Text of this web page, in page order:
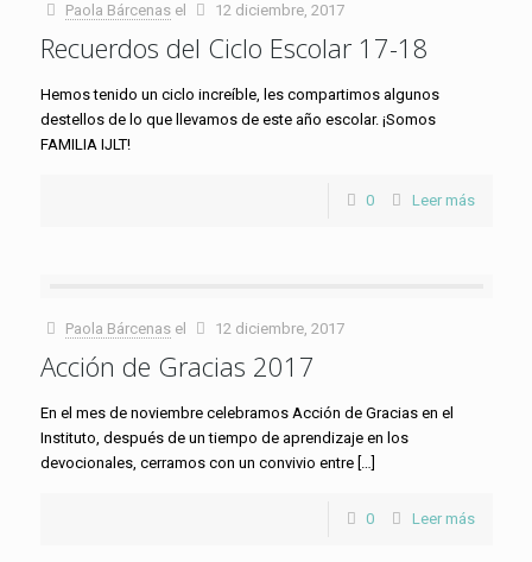
Paola Bárcenas el 12 diciembre, 2017
Recuerdos del Ciclo Escolar 17-18
Hemos tenido un ciclo increíble, les compartimos algunos
destellos de lo que llevamos de este año escolar. ¡Somos
FAMILIA IJLT!
0 Leer más
Paola Bárcenas el 12 diciembre, 2017
Acción de Gracias 2017
En el mes de noviembre celebramos Acción de Gracias en el
Instituto, después de un tiempo de aprendizaje en los
devocionales, cerramos con un convivio entre[…]
0 Leer más